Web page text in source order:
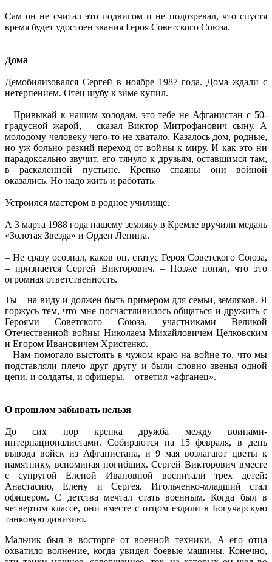
Сам он не считал это подвигом и не подозревал, что спустя
время будет удостоен звания Героя Советского Союза.
Дома
Демобилизовался Сергей в ноябре 1987 года. Дома ждали с
нетерпением. Отец шубу к зиме купил.
– Привыкай к нашим холодам, это тебе не Афганистан с 50-
градусной жарой, – сказал Виктор Митрофанович сыну. А
молодому человеку чего-то не хватало. Казалось дом, родные,
но уж больно резкий переход от войны к миру. И как это ни
парадоксально звучит, его тянуло к друзьям, оставшимся там,
в раскаленной пустыне. Крепко спаяны они войной
оказались. Но надо жить и работать.
Устроился мастером в родное училище.
А 3 марта 1988 года нашему земляку в Кремле вручили медаль
«Золотая Звезда» и Орден Ленина.
– Не сразу осознал, каков он, статус Героя Советского Союза,
– признается Сергей Викторович. – Позже понял, что это
огромная ответственность.
Ты – на виду и должен быть примером для семьи, земляков. Я
горжусь тем, что мне посчастливилось общаться и дружить с
Героями Советского Союза, участниками Великой
Отечественной войны Николаем Михайловичем Целковским
и Егором Ивановичем Христенко.
– Нам помогало выстоять в чужом краю на войне то, что мы
подставляли плечо друг другу и были словно звенья одной
цепи, и солдаты, и офицеры, – ответил «афганец».
О прошлом забывать нельзя
До сих пор крепка дружба между воинами-
интернационалистами. Собираются на 15 февраля, в день
вывода войск из Афганистана, и 9 мая возлагают цветы к
памятнику, вспоминая погибших. Сергей Викторович вместе
с супругой Еленой Ивановной воспитали трех детей:
Анастасию, Елену и Сергея. Игольченко-младший стал
офицером. С детства мечтал стать военным. Когда был в
четвертом классе, они вместе с отцом ездили в Богучарскую
танковую дивизию.
Мальчик был в восторге от военной техники. А его отца
охватило волнение, когда увидел боевые машины. Конечно,